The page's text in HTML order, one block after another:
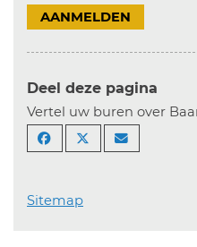
AANMELDEN
Deel deze pagina
Vertel uw buren over
Sitemap